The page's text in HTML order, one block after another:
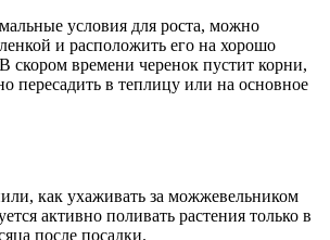
условия для роста, можно
и расположить его на хорошо
скором времени черенок пустит корни,
пересадить в теплицу или на основное
как ухаживать за можжевельником
активно поливать растения только в
после посадки.